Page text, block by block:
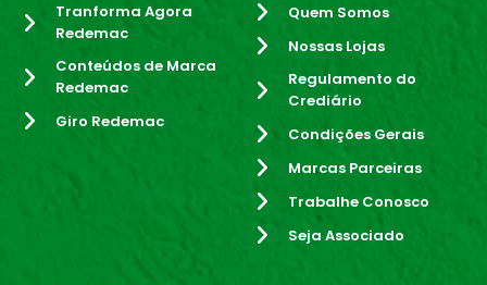
Tranforma Agora
Redemac
Conteúdos de Marca
Redemac
Giro Redemac
Quem Somos
Nossas Lojas
Regulamento do
Crediário
Condições Gerais
Marcas Parceiras
Trabalhe Conosco
Seja Associado